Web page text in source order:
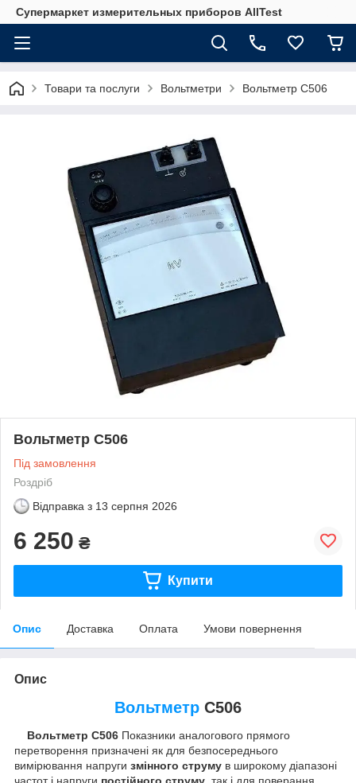
Супермаркет измерительных приборов AllTest
Товари та послуги Вольтметри Вольтметр С506
Вольтметр С506
Під замовлення
Роздріб
Відправка з 13 серпня 2026
6 250 ₴
Купити
Опис Доставка Оплата Умови повернення
Опис
Вольтметр С506
Вольтметр С506 Показники аналогового прямого
перетворення призначені як для безпосереднього
вимірювання напруги змінного струму в широкому діапазоні